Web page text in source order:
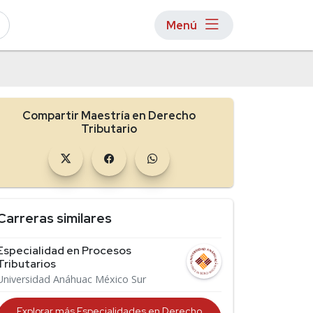
Menú
Compartir Maestría en Derecho
Tributario
similares
en Procesos
Anáhuac México Sur